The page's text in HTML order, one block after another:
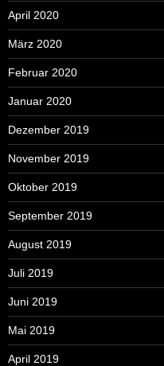
April 2020
März 2020
Februar 2020
Januar 2020
Dezember 2019
November 2019
Oktober 2019
September 2019
August 2019
Juli 2019
Juni 2019
Mai 2019
April 2019